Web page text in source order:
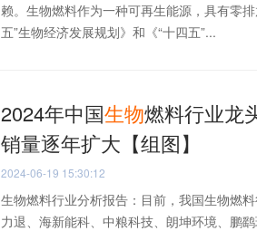
赖。生物燃料作为一种可再生能源，具有零
五”生物经济发展规划》和《“十四五”...
2024年中国生物燃料行业龙
销量逐年扩大【组图】
2024-06-19 15:30:12
生物燃料行业分析报告：目前，我国生物燃
力退、海新能科、中粮科技、朗坤环境、鹏